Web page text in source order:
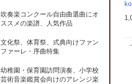
吹奏楽コンクール自由曲選曲にオ
ススメの楽譜、人気作品
文化祭、体育祭、式典向けファン
ファーレ・序曲特集
幼稚園・保育園訪問演奏、小学校
芸術音楽鑑賞会向けのアレンジ楽